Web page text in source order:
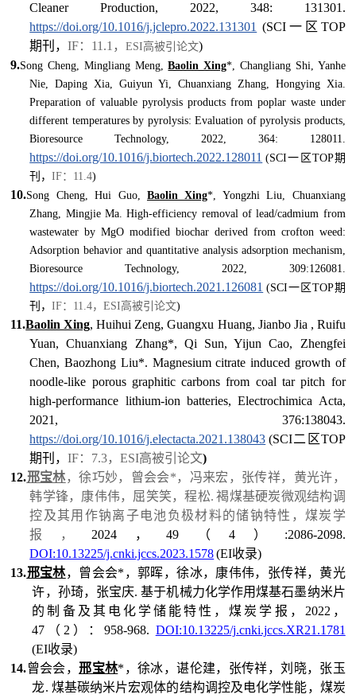
Cleaner Production, 2022, 348: 131301.
https://doi.org/10.1016/j.jclepro.2022.131301 (SCI一区TOP
期刊，IF：11.1，ESI高被引论文)
9.Song Cheng, Mingliang Meng,Baolin Xing*, Changliang Shi, Yanhe
Nie, Daping Xia, Guiyun Yi, Chuanxiang Zhang, Hongying Xia.
Preparation of valuable pyrolysis products from poplar waste under
different temperatures by pyrolysis: Evaluation of pyrolysis products,
Bioresource Technology, 2022, 364: 128011.
https://doi.org/10.1016/j.biortech.2022.128011 (SCI一区TOP期
刊，IF：11.4)
10.Song Cheng, Hui Guo, Baolin Xing*, Yongzhi Liu, Chuanxiang
Zhang, Mingjie Ma. High-efficiency removal of lead/cadmium from
wastewater by MgO modified biochar derived from crofton weed:
Adsorption behavior and quantitative analysis adsorption mechanism,
Bioresource Technology, 2022, 309:126081.
https://doi.org/10.1016/j.biortech.2021.126081 (SCI一区TOP期
刊，IF：11.4，ESI高被引论文)
11.Baolin Xing, Huihui Zeng, Guangxu Huang, Jianbo Jia , Ruifu
Yuan, Chuanxiang Zhang*, Qi Sun, Yijun Cao, Zhengfei
Chen, Baozhong Liu*. Magnesium citrate induced growth of
noodle-like porous graphitic carbons from coal tar pitch for
high-performance lithium-ion batteries, Electrochimica Acta,
2021, 376:138043.
https://doi.org/10.1016/j.electacta.2021.138043 (SCI二区TOP
期刊，IF：7.3，ESI高被引论文)
12.邢宝林 ，徐巧妙，曾会会* ，冯来宏，张传祥，黄光许，
韩学锋，康伟伟，屈笑笑，程松. 褐煤基硬炭微观结构调
控及其用作钠离子电池负极材料的储钠特性，煤炭学
报， 2024，49（4）:2086-2098.
DOI:10.13225/j.cnki.jccs.2023.1578(EI收录)
13.邢宝林，曾会会* ，郭晖，徐冰，康伟伟，张传祥，黄光
许，孙琦，张宝庆. 基于机械力化学作用煤基石墨纳米片
的制备及其电化学储能特性，煤炭学报，2022，
47（2）：958-968. DOI:10.13225/j.cnki.jccs.XR21.1781
(EI收录)
14.曾会会，邢宝林* ，徐冰，谌伦建，张传祥，刘晓，张玉
龙. 煤基碳纳米片宏观体的结构调控及电化学性能，煤炭